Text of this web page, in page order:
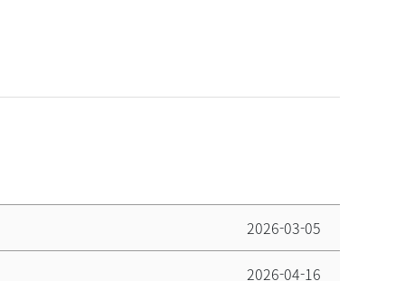
2026-03-05
2026-04-16